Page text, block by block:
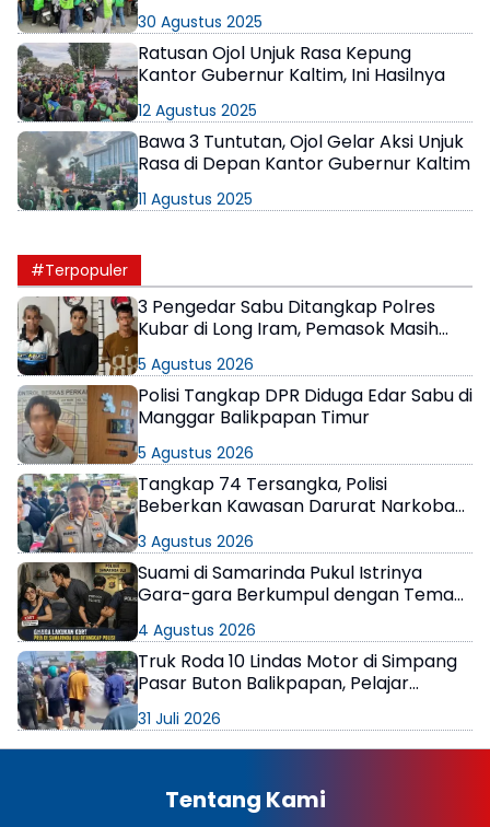
30 Agustus 2025
Ratusan Ojol Unjuk Rasa Kepung
Kantor Gubernur Kaltim, Ini Hasilnya
12 Agustus 2025
Bawa 3 Tuntutan, Ojol Gelar Aksi Unjuk
Rasa di Depan Kantor Gubernur Kaltim
11 Agustus 2025
#Terpopuler
3 Pengedar Sabu Ditangkap Polres
Kubar di Long Iram, Pemasok Masih
5 Agustus 2026
Polisi Tangkap DPR Diduga Edar Sabu di
Manggar Balikpapan Timur
5 Agustus 2026
Tangkap 74 Tersangka, Polisi
Beberkan Kawasan Darurat Narkoba
3 Agustus 2026
Suami di Samarinda Pukul Istrinya
Gara-gara Berkumpul dengan Teman
4 Agustus 2026
Truk Roda 10 Lindas Motor di Simpang
Pasar Buton Balikpapan, Pelajar
31 Juli 2026
Tentang Kami